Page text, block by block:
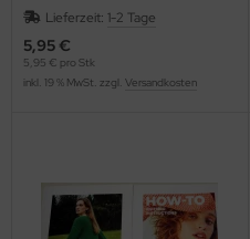
Lieferzeit: 1-2 Tage
5,95 €
5,95 € pro Stk
inkl. 19 % MwSt. zzgl. Versandkosten